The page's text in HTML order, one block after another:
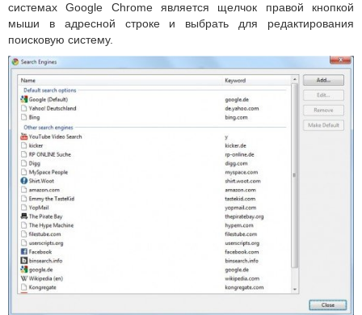
системах Google Chrome является щелчок правой кнопкой
мыши в адресной строке и выбрать для редактирования
поисковую систему.